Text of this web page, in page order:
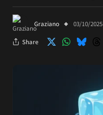
Graziano 03/10/2025
Share